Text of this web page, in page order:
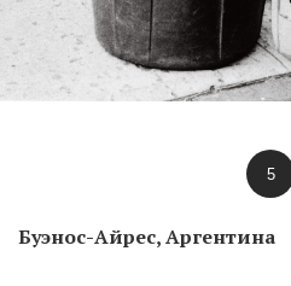
5
Буэнос-Айрес, Аргентина